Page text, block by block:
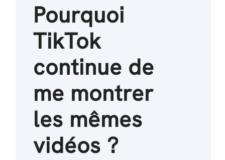
Pourquoi
TikTok
continue de
me montrer
les mêmes
vidéos ?